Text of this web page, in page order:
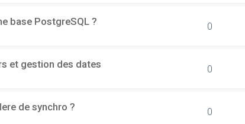
base PostgreSQL ? 0
et gestion des dates 0
de synchro ? 0